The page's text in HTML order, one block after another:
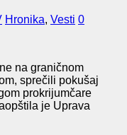
Hronika, Vesti 0
na graničnom
sprečili pokušaj
prokrijumčare
je Uprava